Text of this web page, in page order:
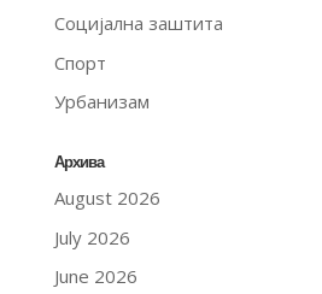
Социјална заштита
Спорт
Урбанизам
Архива
August 2026
July 2026
June 2026